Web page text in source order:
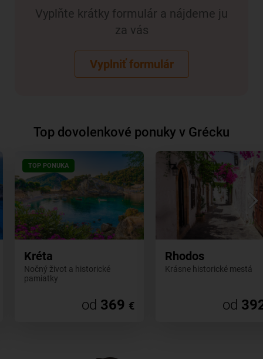
Vyplňte krátky formulár a nájdeme ju
za vás
Vyplniť formulár
Top dovolenkové ponuky v Grécku
TOP PONUKA
Kréta
Nočný život a historické
pamiatky
od 369 €
Rhodos
Krásne historické mestá
od